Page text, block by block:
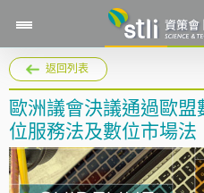
返回列表
歐洲議會決議通過歐
位服務法及數位市場法